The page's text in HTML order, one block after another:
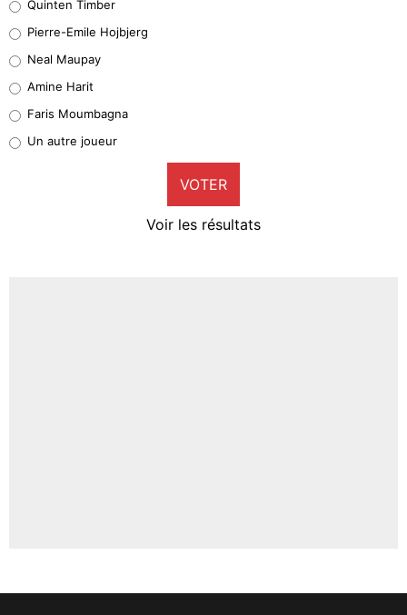
5%
1%
9%
Quinten Timber
Pierre-Emile Hojbjerg
Neal Maupay
Amine Harit
Faris Moumbagna
Un autre joueur
VOTER
Voir les résultats